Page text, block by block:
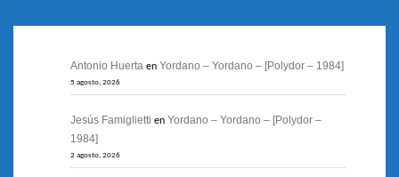
Antonio Huerta en Yordano – Yordano – [Polydor – 1984]
5 agosto, 2026
Jesús Famiglietti en Yordano – Yordano – [Polydor –
1984]
2 agosto, 2026